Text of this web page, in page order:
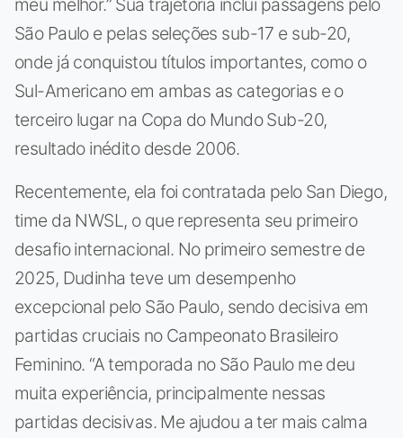
São Paulo e pelas seleções sub-17 e sub-20,
onde já conquistou títulos importantes, como o
Sul-Americano em ambas as categorias e o
terceiro lugar na Copa do Mundo Sub-20,
resultado inédito desde 2006.
Recentemente, ela foi contratada pelo San Diego,
time da NWSL, o que representa seu primeiro
desafio internacional. No primeiro semestre de
2025, Dudinha teve um desempenho
excepcional pelo São Paulo, sendo decisiva em
partidas cruciais no Campeonato Brasileiro
Feminino. “A temporada no São Paulo me deu
muita experiência, principalmente nessas
partidas decisivas. Me ajudou a ter mais calma